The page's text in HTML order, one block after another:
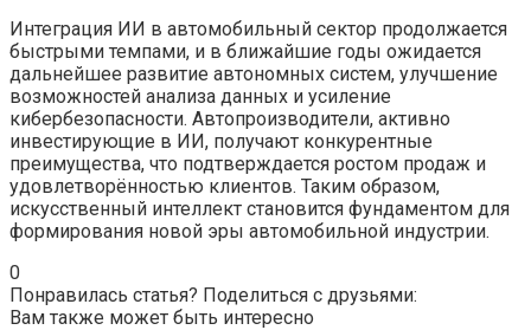
Интеграция ИИ в автомобильный сектор продолжается
быстрыми темпами, и в ближайшие годы ожидается
дальнейшее развитие автономных систем, улучшение
возможностей анализа данных и усиление
кибербезопасности. Автопроизводители, активно
инвестирующие в ИИ, получают конкурентные
преимущества, что подтверждается ростом продаж и
удовлетворённостью клиентов. Таким образом,
искусственный интеллект становится фундаментом для
формирования новой эры автомобильной индустрии.
0
Понравилась статья? Поделиться с друзьями:
Вам также может быть интересно